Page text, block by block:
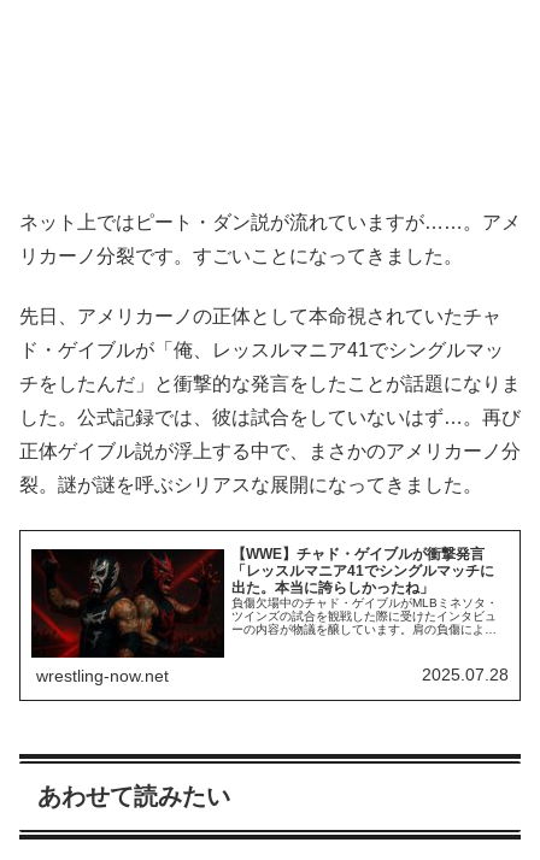
ネット上ではピート・ダン説が流れていますが……。アメ
リカーノ分裂です。すごいことになってきました。
先日、アメリカーノの正体として本命視されていたチャ
ド・ゲイブルが「俺、レッスルマニア41でシングルマッ
チをしたんだ」と衝撃的な発言をしたことが話題になりま
した。公式記録では、彼は試合をしていないはず…。再び
正体ゲイブル説が浮上する中で、まさかのアメリカーノ分
裂。謎が謎を呼ぶシリアスな展開になってきました。
【WWE】チャド・ゲイブルが衝撃発言
「レッスルマニア41でシングルマッチに
出た。本当に誇らしかったね」
負傷欠場中のチャド・ゲイブルがMLBミネソタ・
ツインズの試合を観戦した際に受けたインタビュ
ーの内容が物議を醸しています。肩の負傷により
なのではないか…？という噂も流れましたが、ア
メリカーノは現在も元気に活動中です。多少背は
wrestling-now.net 2025.07.28
あわせて読みたい